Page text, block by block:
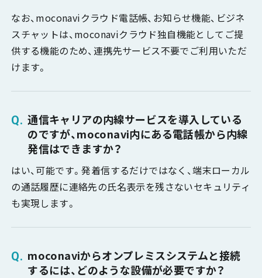
なお、moconaviクラウド電話帳、お知らせ機能、ビジネ
スチャットは、moconaviクラウド独自機能としてご提
供する機能のため、連携先サービス不要でご利用いただ
けます。
通信キャリアの内線サービスを導入している
のですが、moconavi内にある電話帳から内線
発信はできますか？
はい、可能です。発着信するだけではなく、端末ローカル
の通話履歴に連絡先の氏名表示を残さないセキュリティ
も実現します。
moconaviからオンプレミスシステムと接続
するには、どのような設備が必要ですか？